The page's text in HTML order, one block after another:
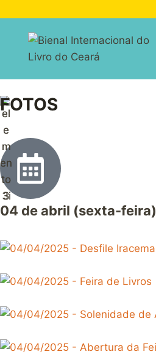
FOTOS
04 de abril (sexta-feira)